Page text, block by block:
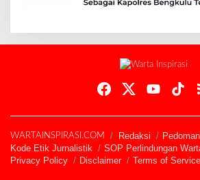
WARTAINSPIRASI.COM Redaksi
Kode Etik Jurnalistik
SOP Perlindungan
Privacy Policy
Disclaimer Terms of Service